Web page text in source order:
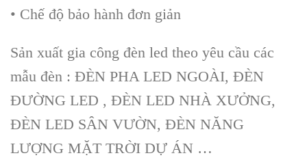
• Chế độ bảo hành đơn giản
Sản xuất gia công đèn led theo yêu cầu các
mẫu đèn : ĐÈN PHA LED NGOÀI, ĐÈN
ĐƯỜNG LED , ĐÈN LED NHÀ XƯỞNG,
ĐÈN LED SÂN VƯỜN, ĐÈN NĂNG
LƯỢNG MẶT TRỜI DỰ ÁN …